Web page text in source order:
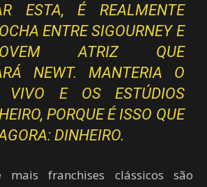
ESTA, É REALMENTE
ENTRE SIGOURNEY E
ATRIZ QUE
NEWT. MANTERIA O
VIVO E OS ESTÚDIOS
PORQUE É ISSO QUE
DINHEIRO.
franchises clássicos são